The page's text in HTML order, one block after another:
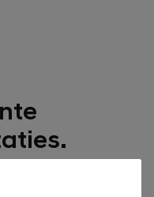
enkele minuten bij